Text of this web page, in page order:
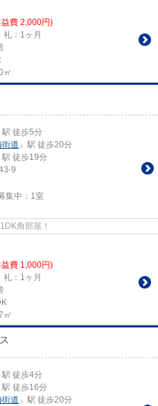
費 2,000円)
礼：1ヶ月
㎡
駅 徒歩5分
街道 」駅 徒歩20分
駅 徒歩19分
9
集中： 1室
角部屋！
費 1,000円)
礼：1ヶ月
㎡
駅 徒歩4分
駅 徒歩16分
街道 」駅 徒歩20分